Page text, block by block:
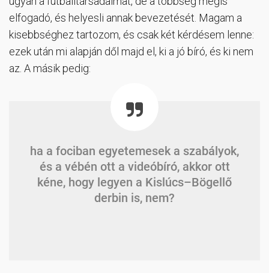
elfogadó, és helyesli annak bevezetését. Magam a
kisebbséghez tartozom, és csak két kérdésem lenne:
ezek után mi alapján dől majd el, ki a jó bíró, és ki nem
az. A másik pedig:
ha a fociban egyetemesek a szabályok,
és a vébén ott a videóbíró, akkor ott
kéne, hogy legyen a Kislúcs–Bögellő
derbin is, nem?